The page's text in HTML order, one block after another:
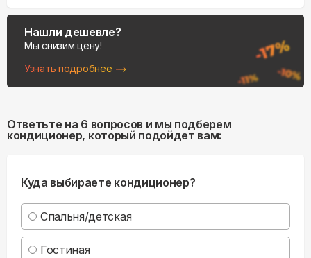
Нашли дешевле?
Мы снизим цену!
Узнать подробнее
Ответьте на 6 вопросов и мы подберем
кондиционер, который подойдет вам:
Куда выбираете кондиционер?
Спальня/детская
Гостиная